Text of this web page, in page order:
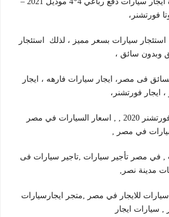
فورتشنر،
استئجار سيارات بسعر مميز ، لذلك استئجار
وبدون سائق ،
فى مصر، ايجار سيارات فارهه ، ايجار
ايجار فورتشنر،
ايجار فورتشنر 2022، فورتشنر 2020 , , اسعار السيارات في مصر
في مصر ,
في مصر تأجير سيارات ,تاجير سيارات فى
مدينة نصر,
للايجار في مصر ,متجر ايجارسيارات
سيارات ايجار